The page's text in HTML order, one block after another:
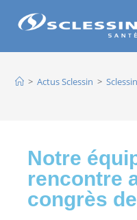
> Actus Sclessin >
Notre
rencontre
congrès